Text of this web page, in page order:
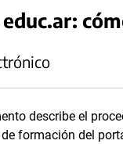
educ.ar:
describe el
formación del